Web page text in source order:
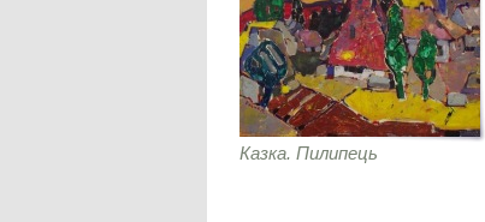
Казка. Пилипець